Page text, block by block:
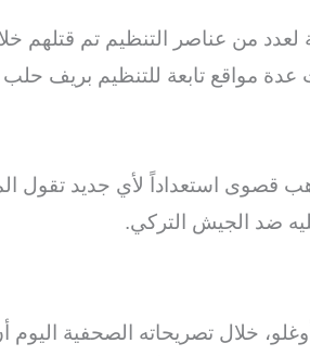
لعدد من عناصر التنظيم تم
عدة مواقع تابعة للتنظيم بريف
قصوى استعداداً لأي جديد
ضد الجيش التركي.
خلال تصريحاته الصحفية